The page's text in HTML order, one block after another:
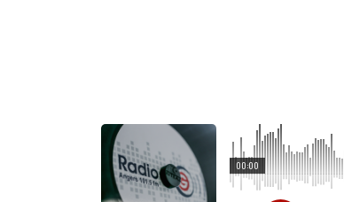
00:00